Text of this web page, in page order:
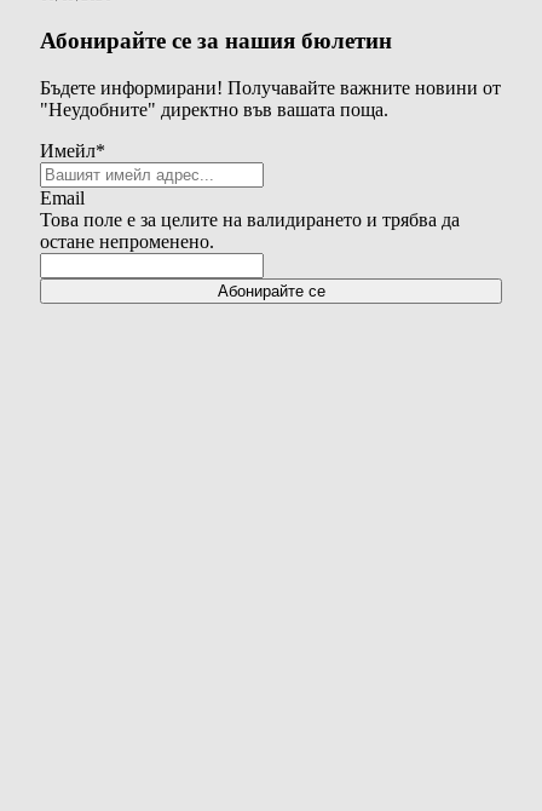
Абонирайте се за нашия бюлетин
Бъдете информирани! Получавайте важните новини от
"Неудобните" директно във вашата поща.
Имейл*
Email
Това поле е за целите на валидирането и трябва да
остане непроменено.